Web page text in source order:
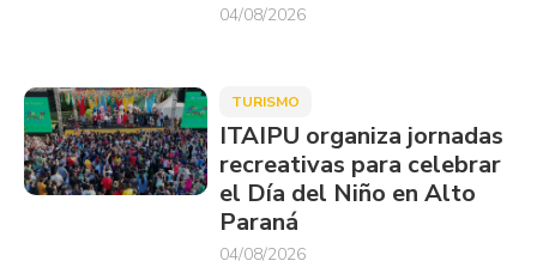
04/08/2026
TURISMO
ITAIPU organiza jornadas
recreativas para celebrar
el Día del Niño en Alto
Paraná
04/08/2026